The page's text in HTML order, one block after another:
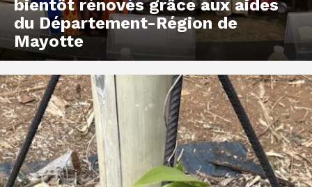
bientôt rénovés grâce aux aides
du Département-Région de
Mayotte